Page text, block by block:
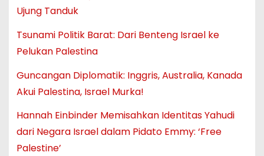
Ujung Tanduk
Tsunami Politik Barat: Dari Benteng Israel ke
Pelukan Palestina
Guncangan Diplomatik: Inggris, Australia, Kanada
Akui Palestina, Israel Murka!
Hannah Einbinder Memisahkan Identitas Yahudi
dari Negara Israel dalam Pidato Emmy: ‘Free
Palestine’